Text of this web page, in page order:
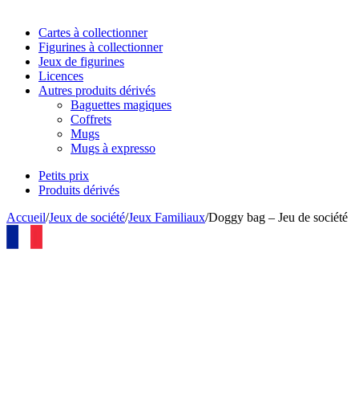
Cartes à collectionner
Figurines à collectionner
Jeux de figurines
Licences
Autres produits dérivés
Baguettes magiques
Coffrets
Mugs
Mugs à expresso
Petits prix
Produits dérivés
Accueil/Jeux de société/Jeux Familiaux/Doggy bag – Jeu de société